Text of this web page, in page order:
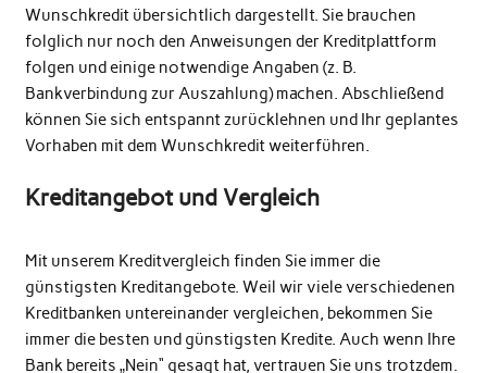
Wunschkredit übersichtlich dargestellt. Sie brauchen
folglich nur noch den Anweisungen der Kreditplattform
folgen und einige notwendige Angaben (z. B.
Bankverbindung zur Auszahlung) machen. Abschließend
können Sie sich entspannt zurücklehnen und Ihr geplantes
Vorhaben mit dem Wunschkredit weiterführen.
Kreditangebot und Vergleich
Mit unserem Kreditvergleich finden Sie immer die
günstigsten Kreditangebote. Weil wir viele verschiedenen
Kreditbanken untereinander vergleichen, bekommen Sie
immer die besten und günstigsten Kredite. Auch wenn Ihre
Bank bereits „Nein“ gesagt hat, vertrauen Sie uns trotzdem.